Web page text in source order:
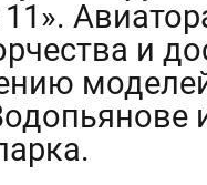
и